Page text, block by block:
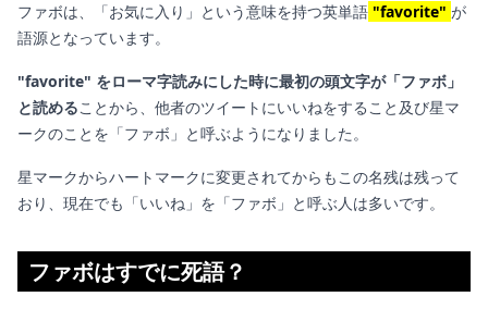
ファボは、「お気に入り」という意味を持つ英単語 "favorite" が
語源となっています。
"favorite" をローマ字読みにした時に最初の頭文字が「ファボ」
と読めることから、他者のツイートにいいねをすること及び星マ
ークのことを「ファボ」と呼ぶようになりました。
星マークからハートマークに変更されてからもこの名残は残って
おり、現在でも「いいね」を「ファボ」と呼ぶ人は多いです。
ファボはすでに死語？